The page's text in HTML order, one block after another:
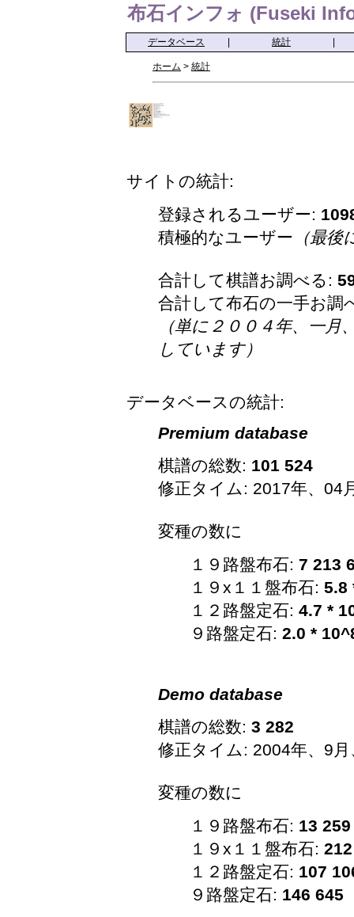
布石インフォ (Fuseki
データベース 統計
ホーム > 統計
サイトの統計:
登録されるユーザー:
積極的なユーザー （最後
合計して棋譜お調べる:
合計して布石の一手お調
（単に２００４年、一
しています）
データベースの統計:
Premium database
棋譜の総数: 101 524
修正タイム: 2017年、04
変種の数に
１９路盤布石: 7 213
１９x１１盤布石: 5.8
１２路盤定石: 4.7 *
９路盤定石: 2.0 *
Demo database
棋譜の総数: 3 282
修正タイム: 2004年、9月
変種の数に
１９路盤布石: 13 259
１９x１１盤布石:
１２路盤定石: 107
９路盤定石: 146 645